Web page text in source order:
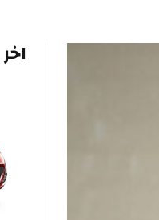
اخر